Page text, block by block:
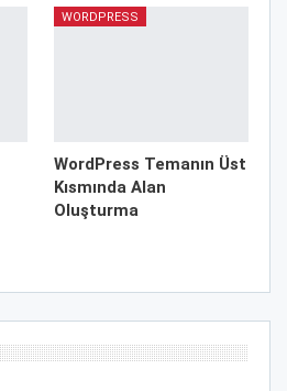
WORDPRESS
WordPress Temanın Üst
Kısmında Alan
Oluşturma